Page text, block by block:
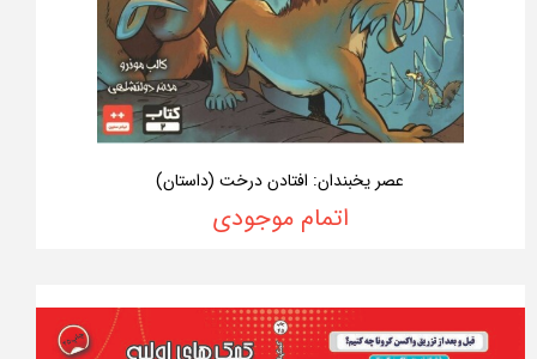
عصر یخبندان: افتادن درخت (داستان)
اتمام موجودی